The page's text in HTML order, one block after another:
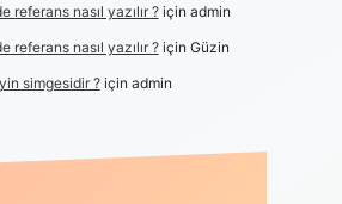
referans nasıl yazılır ?için admin
referans nasıl yazılır ?için Güzin
simgesidir ?için admin